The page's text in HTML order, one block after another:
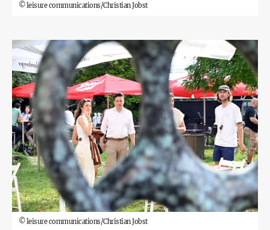
©leisure communications/Christian Jobst
©leisure communications/Christian Jobst